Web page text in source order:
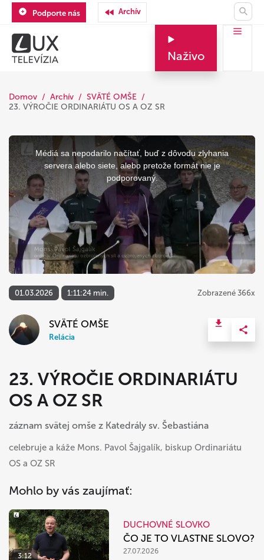
Podporte nás Archív
Naživo
Domov Archív
SVÄTÉ OMŠE
23. VÝROČIE ORDINARIÁTU OS A OZ SR
This
modal
Médiá sa nepodarilo načítať, buď z dôvodu zlyhania
servera alebo siete, alebo pretože formát nie je
podporovaný.
01.03.2026 1:11:24 min. Zobrazené 366x
SVÄTÉ OMŠE
Relácia
23. VÝROČIE ORDINARIÁTU
OS A OZ SR
záznam svätej omše z Katedrály sv. Šebastiána
celebruje a káže Mons. Pavol Šajgalík, biskup Ordinariátu
OS a OZ SR
Mohlo by vás zaujímať:
3:12
DUCHOVNÉ SLOVKO
ČO JE TO VLASTNE SLOVO?
27.07.2026